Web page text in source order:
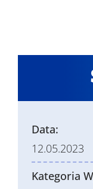
Data:
12.05.2023
Kategoria